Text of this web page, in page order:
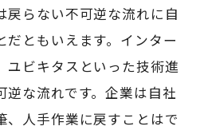
戻らない不可逆な流れに自
だともいえます。インター
ユビキタスといった技術進
逆な流れです。企業は自社
、人手作業に戻すことはで